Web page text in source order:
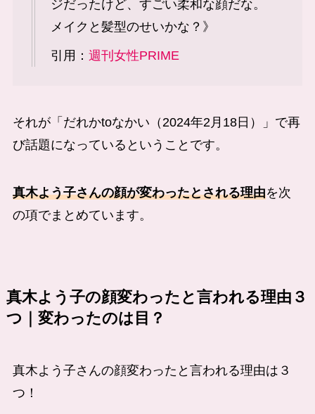
ジだったけど、すごい柔和な顔だな。
メイクと髪型のせいかな？》
引用： 週刊女性PRIME
それが「だれかtoなかい（2024年2月18日）」で再
び話題になっているということです。
真木よう子さんの顔が変わったとされる理由を次
の項でまとめています。
真木よう子の顔変わったと言われる理由３
つ｜変わったのは目？
真木よう子さんの顔変わったと言われる理由は３
つ！